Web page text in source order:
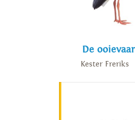
De ooievaar
Kester Freriks